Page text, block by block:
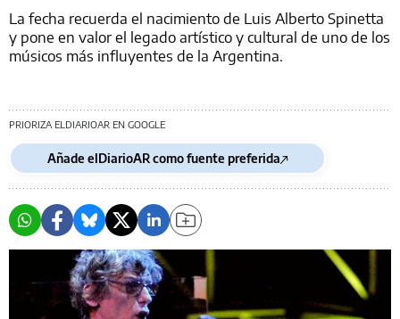
La fecha recuerda el nacimiento de Luis Alberto Spinetta
y pone en valor el legado artístico y cultural de uno de los
músicos más influyentes de la Argentina.
PRIORIZA ELDIARIOAR EN GOOGLE
Añade elDiarioAR como fuente preferida